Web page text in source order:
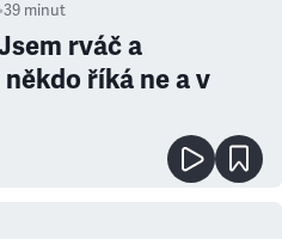
•39 minut
rváč a
říká ne a v